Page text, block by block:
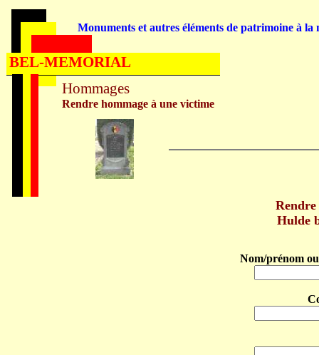
Hulde
Nom/prénom
Hommages
Rendre hommage à une victime
Monuments et autres éléments de patrimoine à la
BEL-MEMORIAL